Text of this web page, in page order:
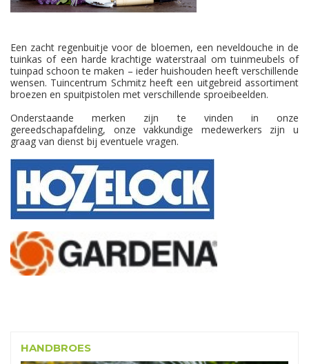
Een zacht regenbuitje voor de bloemen, een neveldouche in de
tuinkas of een harde krachtige waterstraal om tuinmeubels of
tuinpad schoon te maken – ieder huishouden heeft verschillende
wensen. Tuincentrum Schmitz heeft een uitgebreid assortiment
broezen en spuitpistolen met verschillende sproeibeelden.
Onderstaande merken zijn te vinden in onze
gereedschapafdeling, onze vakkundige medewerkers zijn u
graag van dienst bij eventuele vragen.
HANDBROES